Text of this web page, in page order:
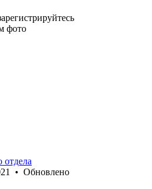
фото
отдела
• Обновлено